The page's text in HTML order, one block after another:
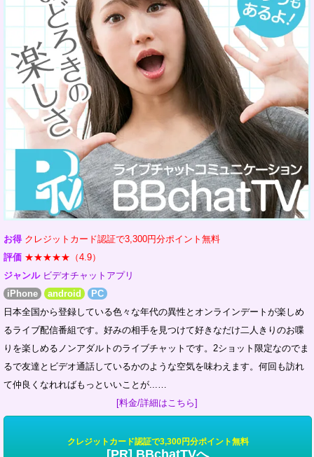
お得 クレジットカード認証で3,300円分ポイント無料
評価 ★★★★★（4.9）
ジャンル ビデオチャットアプリ
iPhone
android
PC
日本全国から登録している色々な年代の異性とオンラインデートが楽しめ
るライブ配信番組です。好みの相手を見つけて好きなだけ二人きりのお喋
りを楽しめるノンアダルトのライブチャットです。2ショット限定なのでま
るで友達とビデオ通話しているかのような空気を味わえます。何回も訪れ
て仲良くなれればもっといいことが...…
[料金/詳細はこちら]
クレジットカード認証で3,300円分ポイント無料
[PR] BBchatTVへ